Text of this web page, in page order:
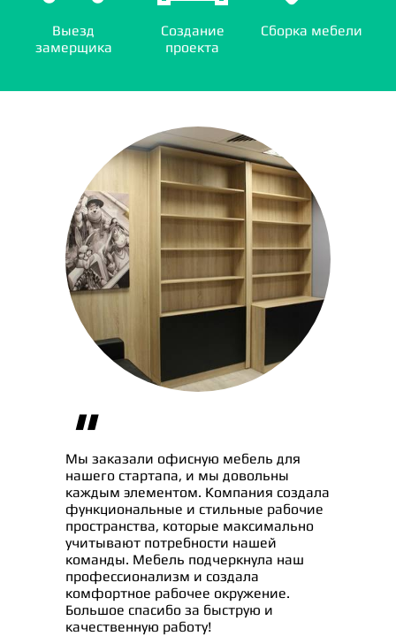
Выезд
замерщика
Создание
проекта
Сборка мебели
"
Мы заказали офисную мебель для
нашего стартапа, и мы довольны
каждым элементом. Компания создала
функциональные и стильные рабочие
пространства, которые максимально
учитывают потребности нашей
команды. Мебель подчеркнула наш
профессионализм и создала
комфортное рабочее окружение.
Большое спасибо за быструю и
качественную работу!